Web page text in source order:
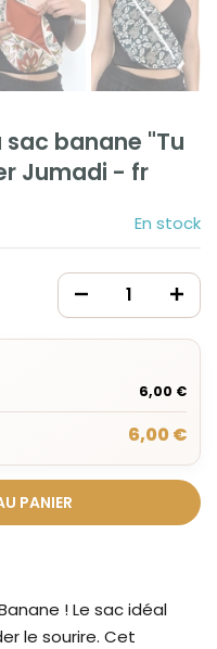
banane "Tu
Jumadi - fr
En stock
6,00 €
6,00 €
PANIER
! Le sac idéal
le sourire. Cet